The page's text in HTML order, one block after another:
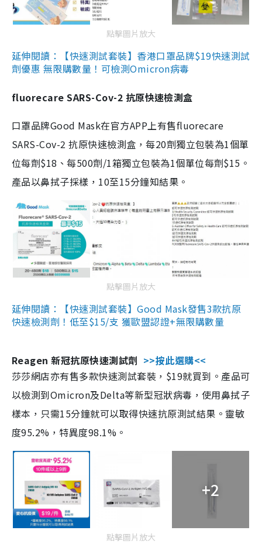
點擊圖片放大
延伸閱讀：【快速測試套裝】香港口罩品牌$19快速測試
劑優惠 無限購數量！可檢測Omicron病毒
fluorecare SARS-Cov-2 抗原快速檢測盒
口罩品牌Good Mask在官方APP上有售fluorecare
SARS-Cov-2 抗原快速檢測盒，每20劑獨立包裝為1個單
位每劑$18、每500劑/1箱獨立包裝為1個單位每劑$15。
產品以鼻拭子採樣，10至15分鐘知結果。
點擊圖片放大
延伸閱讀：【快速測試套裝】Good Mask發售3款抗原
快速檢測劑！低至$15/支 獲歐盟認證+無限購數量
Reagen 新冠抗原快速測試劑 >>按此選購<<
莎莎網店亦有售多款快速測試套裝，$19就買到。產品可
以檢測到Omicron及Delta等新型冠狀病毒，使用鼻拭子
樣本，只需15分鐘就可以取得快速抗原測試結果。靈敏
度95.2%，特異度98.1%。
+2
點擊圖片放大